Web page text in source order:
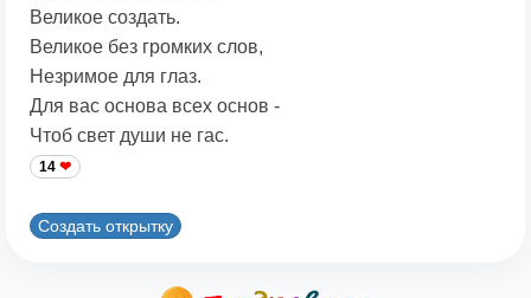
Великое создать.
Великое без громких слов,
Незримое для глаз.
Для вас основа всех основ -
Чтоб свет души не гас.
14
Создать открытку